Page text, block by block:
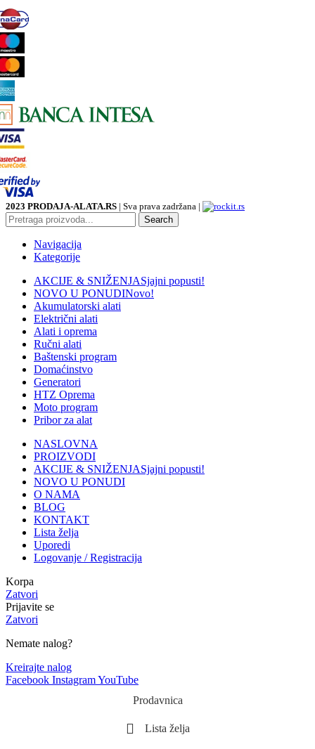
2023 PRODAJA-ALATA.RS | Sva prava zadržana |
Search
Navigacija
Kategorije
AKCIJE & SNIŽENJASjajni popusti!
NOVO U PONUDINovo!
Akumulatorski alati
Električni alati
Alati i oprema
Ručni alati
Baštenski program
Domaćinstvo
Generatori
HTZ Oprema
Moto program
Pribor za alat
NASLOVNA
PROIZVODI
AKCIJE & SNIŽENJASjajni popusti!
NOVO U PONUDI
O NAMA
BLOG
KONTAKT
Lista želja
Uporedi
Logovanje / Registracija
Korpa
Zatvori
Prijavite se
Zatvori
Nemate nalog?
Kreirajte nalog
Facebook InstagramYouTube
Prodavnica
Lista želja